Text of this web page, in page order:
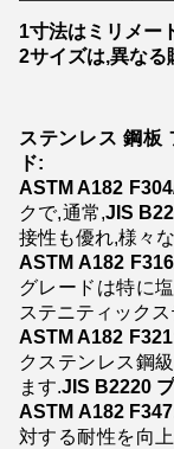
1寸法はミリメー
2サイズは,異なる
ステンレス 鋼板
ド:
ASTM A182
クで,通常,JIS
接性も優れ,様々
ASTM A182
グレードは特に
ステニティック
ASTM A182
クステンレス鋼
ます.JIS B2220
ASTM A182
対する耐性を向